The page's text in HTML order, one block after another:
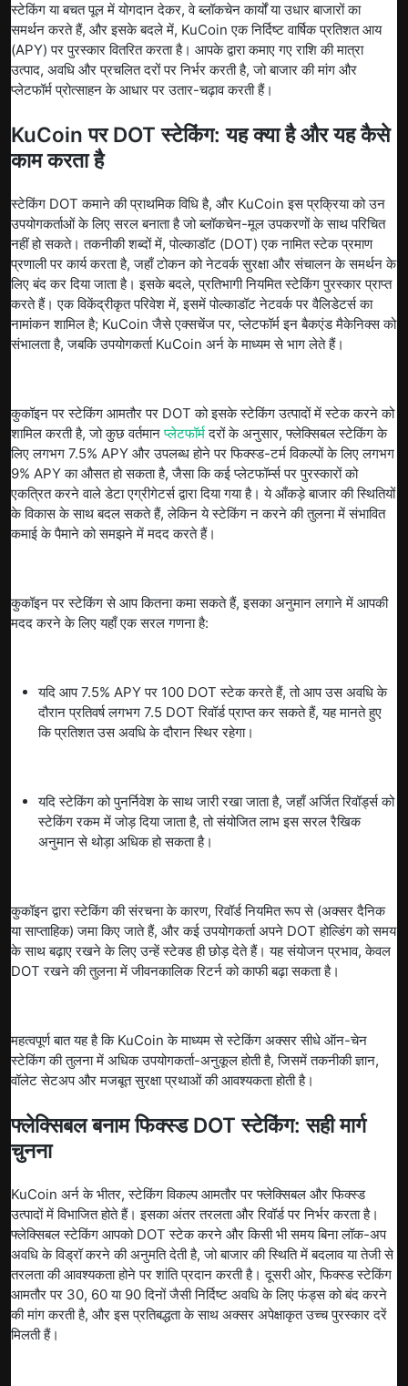
स्टेकिंग या बचत पूल में योगदान देकर, वे ब्लॉकचेन कार्यों या उधार बाजारों का
समर्थन करते हैं, और इसके बदले में, KuCoin एक निर्दिष्ट वार्षिक प्रतिशत आय
(APY) पर पुरस्कार वितरित करता है। आपके द्वारा कमाए गए राशि की मात्रा
उत्पाद, अवधि और प्रचलित दरों पर निर्भर करती है, जो बाजार की मांग और
प्लेटफॉर्म प्रोत्साहन के आधार पर उतार-चढ़ाव करती हैं।
KuCoin पर DOT स्टेकिंग: यह क्या है और यह कैसे
काम करता है
स्टेकिंग DOT कमाने की प्राथमिक विधि है, और KuCoin इस प्रक्रिया को उन
उपयोगकर्ताओं के लिए सरल बनाता है जो ब्लॉकचेन-मूल उपकरणों के साथ परिचित
नहीं हो सकते। तकनीकी शब्दों में, पोल्काडॉट (DOT) एक नामित स्टेक प्रमाण
प्रणाली पर कार्य करता है, जहाँ टोकन को नेटवर्क सुरक्षा और संचालन के समर्थन के
लिए बंद कर दिया जाता है। इसके बदले, प्रतिभागी नियमित स्टेकिंग पुरस्कार प्राप्त
करते हैं। एक विकेंद्रीकृत परिवेश में, इसमें पोल्काडॉट नेटवर्क पर वैलिडेटर्स का
नामांकन शामिल है; KuCoin जैसे एक्सचेंज पर, प्लेटफॉर्म इन बैकएंड मैकेनिक्स को
संभालता है, जबकि उपयोगकर्ता KuCoin अर्न के माध्यम से भाग लेते हैं।
कुकॉइन पर स्टेकिंग आमतौर पर DOT को इसके स्टेकिंग उत्पादों में स्टेक करने को
शामिल करती है, जो कुछ वर्तमानप्लेटफॉर्मदरों के अनुसार, फ्लेक्सिबल स्टेकिंग के
लिए लगभग 7.5% APY और उपलब्ध होने पर फिक्स्ड-टर्म विकल्पों के लिए लगभग
9% APY का औसत हो सकता है, जैसा कि कई प्लेटफॉर्म्स पर पुरस्कारों को
एकत्रित करने वाले डेटा एग्रीगेटर्स द्वारा दिया गया है। ये आँकड़े बाजार की स्थितियों
के विकास के साथ बदल सकते हैं, लेकिन ये स्टेकिंग न करने की तुलना में संभावित
कमाई के पैमाने को समझने में मदद करते हैं।
कुकॉइन पर स्टेकिंग से आप कितना कमा सकते हैं, इसका अनुमान लगाने में आपकी
मदद करने के लिए यहाँ एक सरल गणना है:
यदि आप 7.5% APY पर 100 DOT स्टेक करते हैं, तो आप उस अवधि के
दौरान प्रतिवर्ष लगभग 7.5 DOT रिवॉर्ड प्राप्त कर सकते हैं, यह मानते हुए
कि प्रतिशत उस अवधि के दौरान स्थिर रहेगा।
यदि स्टेकिंग को पुनर्निवेश के साथ जारी रखा जाता है, जहाँ अर्जित रिवॉर्ड्स को
स्टेकिंग रकम में जोड़ दिया जाता है, तो संयोजित लाभ इस सरल रैखिक
अनुमान से थोड़ा अधिक हो सकता है।
कुकॉइन द्वारा स्टेकिंग की संरचना के कारण, रिवॉर्ड नियमित रूप से (अक्सर दैनिक
या साप्ताहिक) जमा किए जाते हैं, और कई उपयोगकर्ता अपने DOT होल्डिंग को समय
के साथ बढ़ाए रखने के लिए उन्हें स्टेक्ड ही छोड़ देते हैं। यह संयोजन प्रभाव, केवल
DOT रखने की तुलना में जीवनकालिक रिटर्न को काफी बढ़ा सकता है।
महत्वपूर्ण बात यह है कि KuCoin के माध्यम से स्टेकिंग अक्सर सीधे ऑन-चेन
स्टेकिंग की तुलना में अधिक उपयोगकर्ता-अनुकूल होती है, जिसमें तकनीकी ज्ञान,
वॉलेट सेटअप और मजबूत सुरक्षा प्रथाओं की आवश्यकता होती है।
फ्लेक्सिबल बनाम फिक्स्ड DOT स्टेकिंग: सही मार्ग
चुनना
KuCoin अर्न के भीतर, स्टेकिंग विकल्प आमतौर पर फ्लेक्सिबल और फिक्स्ड
उत्पादों में विभाजित होते हैं। इसका अंतर तरलता और रिवॉर्ड पर निर्भर करता है।
फ्लेक्सिबल स्टेकिंग आपको DOT स्टेक करने और किसी भी समय बिना लॉक-अप
अवधि के विड्रॉ करने की अनुमति देती है, जो बाजार की स्थिति में बदलाव या तेजी से
तरलता की आवश्यकता होने पर शांति प्रदान करती है। दूसरी ओर, फिक्स्ड स्टेकिंग
आमतौर पर 30, 60 या 90 दिनों जैसी निर्दिष्ट अवधि के लिए फंड्स को बंद करने
की मांग करती है, और इस प्रतिबद्धता के साथ अक्सर अपेक्षाकृत उच्च पुरस्कार दरें
मिलती हैं।